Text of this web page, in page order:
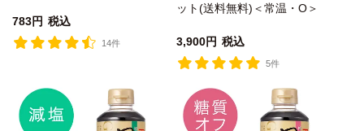
783 税込
14件
ット(送料無料)＜常温・O＞
3,900 税込
5件